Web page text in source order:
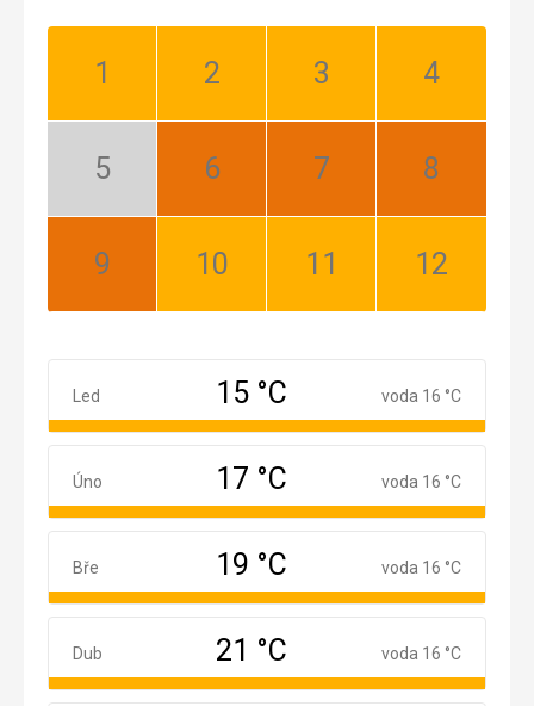
Leden:
Únor:
Březen:
Duben:
Květen:
Červen:
Červenec:
Srpen:
Září:
Říjen:
Listopad:
Prosinec:
Leden
Led 15 °C voda 16 °C
Únor
Úno 17 °C voda 16 °C
Březen
Bře 19 °C voda 16 °C
Duben
Dub 21 °C voda 16 °C